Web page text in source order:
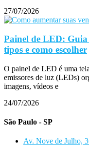
27/07/2026
Painel de LED:
tipos e como escolher
O painel de LED é uma
emissores de luz (LEDs)
imagens, vídeos e
24/07/2026
São Paulo - SP
Av. Nove de Julho,